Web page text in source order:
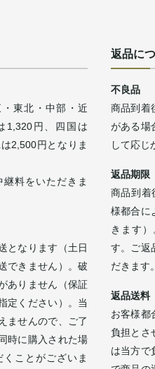
東北・中部・近
1,320円、四国は
2,500円となりま
料をいただきま
となります（土日
できません）。破
ありません（保証
定ください）。当
ませんので、ご了
時に購入された場
ことがございま
返品に
不良品
商品到着
がある場
して応じ
返品期限
商品到着
様都合に
きます
す。ご返
だきます。
返品送料
お客様都
負担とさ
は当方で